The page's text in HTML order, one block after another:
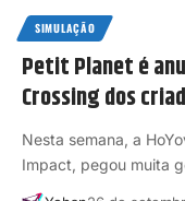
SIMULAÇÃO
Petit Planet é
Crossing dos
Nesta semana, a
Impact, pegou muita